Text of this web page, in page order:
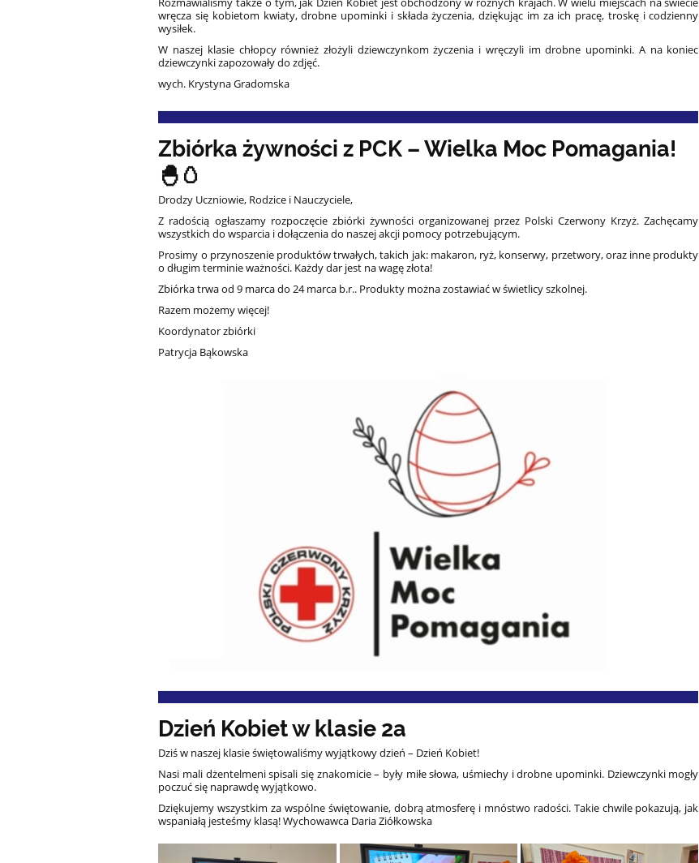
wręcza się kobietom kwiaty, drobne upominki i składa życzenia, dziękując im za ich pracę, troskę i codzienny
wysiłek.
W naszej klasie chłopcy również złożyli dziewczynkom życzenia i wręczyli im drobne upominki. A na koniec
dziewczynki zapozowały do zdjęć.
wych. Krystyna Gradomska
Zbiórka żywności z PCK – Wielka Moc Pomagania!
🐣🥚
Drodzy Uczniowie, Rodzice i Nauczyciele,
Z radością ogłaszamy rozpoczęcie zbiórki żywności organizowanej przez Polski Czerwony Krzyż. Zachęcamy
wszystkich do wsparcia i dołączenia do naszej akcji pomocy potrzebującym.
Prosimy o przynoszenie produktów trwałych, takich jak: makaron, ryż, konserwy, przetwory, oraz inne produkty
o długim terminie ważności. Każdy dar jest na wagę złota!
Zbiórka trwa od 9 marca do 24 marca b.r.. Produkty można zostawiać w świetlicy szkolnej.
Razem możemy więcej!
Koordynator zbiórki
Patrycja Bąkowska
Dzień Kobiet w klasie 2a
Dziś w naszej klasie świętowaliśmy wyjątkowy dzień – Dzień Kobiet!
Nasi mali dżentelmeni spisali się znakomicie – były miłe słowa, uśmiechy i drobne upominki. Dziewczynki mogły
poczuć się naprawdę wyjątkowo.
Dziękujemy wszystkim za wspólne świętowanie, dobrą atmosferę i mnóstwo radości. Takie chwile pokazują, jak
wspaniałą jesteśmy klasą! ️Wychowawca Daria Ziółkowska